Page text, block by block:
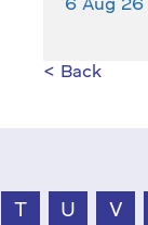
6 Aug 26
< Back
T U V